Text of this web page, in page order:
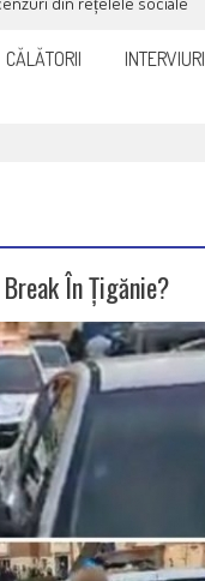
CĂLĂTORII INTERVIURI
În Țigănie?